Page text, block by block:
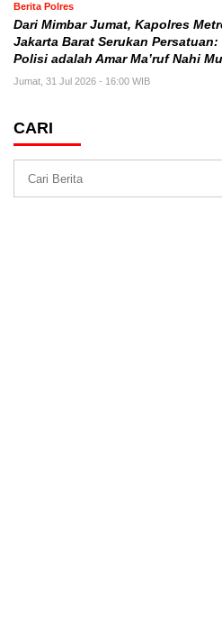
Berita Polres
Dari Mimbar Jumat, Kapolres
Jakarta Barat Serukan Persatuan:
Polisi adalah Amar Ma’ruf Nahi
Jumat, 31 Jul 2026 - 16:00 WIB
CARI